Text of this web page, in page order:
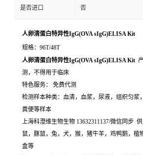
是否进口 否
人卵清蛋白特异性IgG(OVA sIgG)ELISA Kit
规格：96T/48T
人卵清蛋白特异性IgG(OVA sIgG)ELISA Kit
测，不得用于临床
特色服务： 免费代测
检测样本种类：血清，血浆，尿液，组织匀浆
粪便等样本
上海科澄维生物生物 13632311137/微信同步
鼠，豚鼠，兔，犬，猴，猪牛羊，鸡鸭鹅，植
盒等